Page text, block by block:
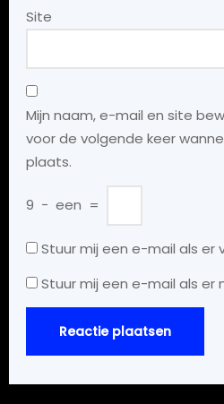
Site
Mijn naam, e-mail en site
voor de volgende keer
plaats.
9 − een =
Stuur mij een e-mail als er
Stuur mij een e-mail als er